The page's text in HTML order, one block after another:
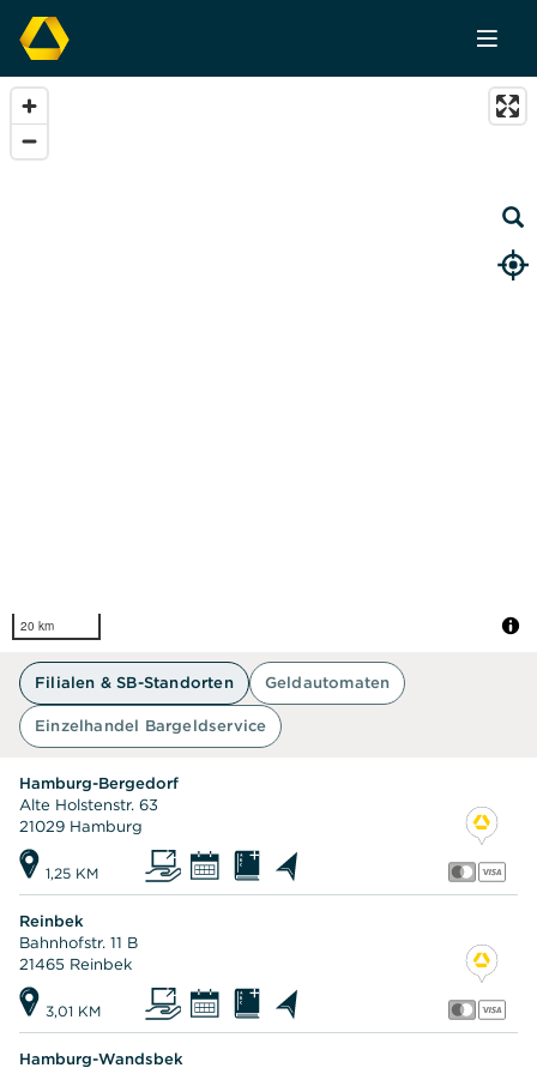
20 km
Filialen & SB-Standorten Geldautomaten
Einzelhandel Bargeldservice
1,25 KM
Hamburg-Bergedorf
Alte Holstenstr. 63
21029 Hamburg
3,01 KM
Reinbek
Bahnhofstr. 11 B
21465 Reinbek
Hamburg-Wandsbek